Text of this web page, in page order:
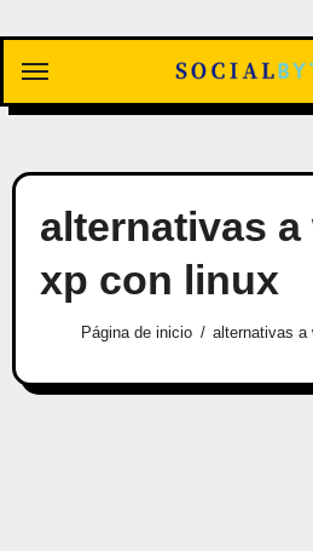
contenido
alternativas
xp con linux
Página de inicio alternativas a